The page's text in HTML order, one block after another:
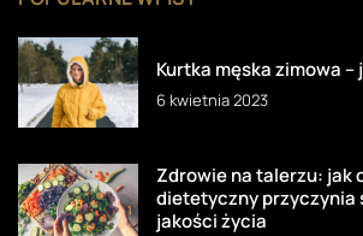
Kurtka męska zimowa
6 kwietnia 2023
Zdrowie na talerzu: jak
dietetyczny przyczynia
jakości życia